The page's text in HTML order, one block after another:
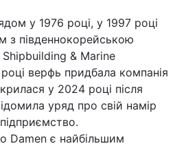
у 1976 році, у 1997 році
з південнокорейською
& Marine
верфь придбала компанія
у 2024 році після
уряд про свій намір
Damen є найбільшим